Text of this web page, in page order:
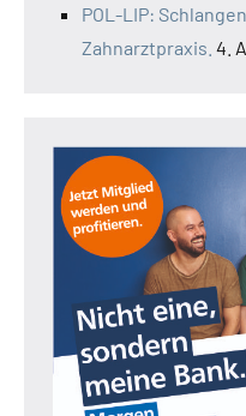
POL-LIP:
Zahnarztpraxis. 4.